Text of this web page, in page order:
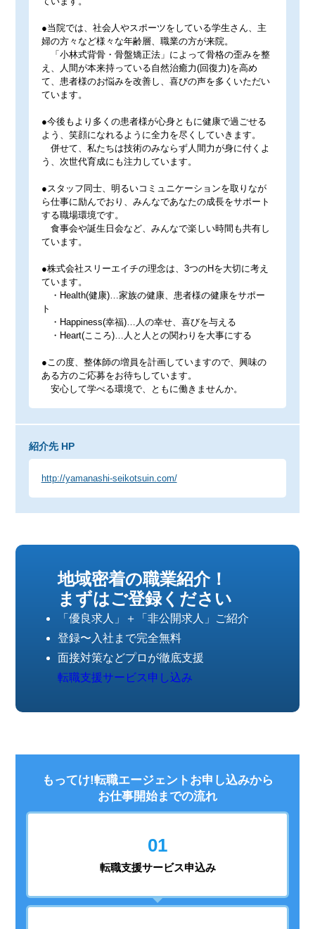
●当院では、社会人やスポーツをしている学生さん、主
婦の方々など様々な年齢層、職業の方が来院。
「小林式背骨・骨盤矯正法」によって骨格の歪みを整
え、人間が本来持っている自然治癒力(回復力)を高め
て、患者様のお悩みを改善し、喜びの声を多くいただい
ています。
●今後もより多くの患者様が心身ともに健康で過ごせる
よう、笑顔になれるように全力を尽くしていきます。
併せて、私たちは技術のみならず人間力が身に付くよ
う、次世代育成にも注力しています。
●スタッフ同士、明るいコミュニケーションを取りなが
ら仕事に励んでおり、みんなであなたの成長をサポート
する職場環境です。
食事会や誕生日会など、みんなで楽しい時間も共有し
ています。
●株式会社スリーエイチの理念は、3つのHを大切に考え
ています。
・Health(健康)…家族の健康、患者様の健康をサポー
ト
・Happiness(幸福)…人の幸せ、喜びを与える
・Heart(こころ)…人と人との関わりを大事にする
●この度、整体師の増員を計画していますので、興味の
ある方のご応募をお待ちしています。
安心して学べる環境で、ともに働きませんか。
紹介先 HP
http://yamanashi-seikotsuin.com/
地域密着の職業紹介！
まずはご登録ください
「優良求人」＋「非公開求人」ご紹介
登録〜入社まで完全無料
面接対策などプロが徹底支援
転職支援サービス申し込み
もってけ!転職エージェントお申し込みから
お仕事開始までの流れ
01
転職支援サービス申込み